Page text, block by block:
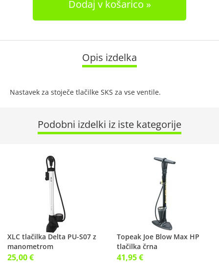
Dodaj v košarico
Opis izdelka
Nastavek za stoječe tlačilke SKS za vse ventile.
Podobni izdelki iz iste kategorije
XLC tlačilka Delta PU-S07 z
manometrom
25,00 €
Topeak Joe Blow Max HP
tlačilka črna
41,95 €